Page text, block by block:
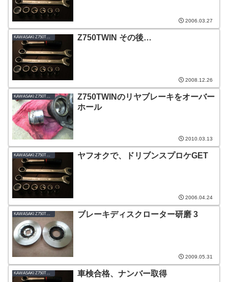
2006.03.27
KAWASAKI Z750TWIN-B1_1978 Z750TWIN その後…
2008.12.26
Z750TWINのリヤブレーキをオーバー
ホール
2010.03.13
KAWASAKI Z750TWIN-B1_1978 ヤフオクで、ドリブンスプロケGET
2006.04.24
KAWASAKI Z750TWIN-B1_1978 ブレーキディスクローター研磨 3
2009.05.31
車検合格、ナンバー取得